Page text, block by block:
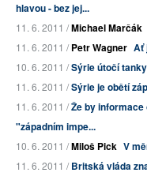
hlavou - bez jej...
11. 6. 2011 /Michael Marčák
11. 6. 2011 /Petr Wagner Ať
10. 6. 2011 /Sýrie útočí
11. 6. 2011 /Sýrie je obětí
11. 6. 2011 /Že by
"západním impe...
10. 6. 2011 /Miloš Pick V
11. 6. 2011 /Britská vláda